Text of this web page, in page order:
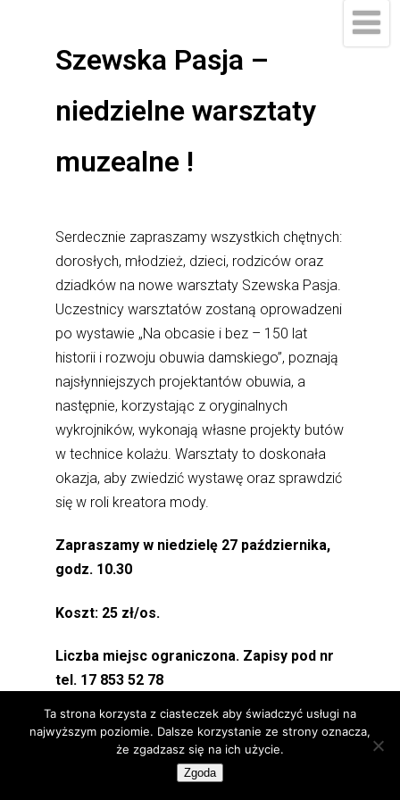
Szewska Pasja –
niedzielne warsztaty
muzealne !
Serdecznie zapraszamy wszystkich chętnych:
dorosłych, młodzież, dzieci, rodziców oraz
dziadków na nowe warsztaty Szewska Pasja.
Uczestnicy warsztatów zostaną oprowadzeni
po wystawie „Na obcasie i bez – 150 lat
historii i rozwoju obuwia damskiego”, poznają
najsłynniejszych projektantów obuwia, a
następnie, korzystając z oryginalnych
wykrojników, wykonają własne projekty butów
w technice kolażu. Warsztaty to doskonała
okazja, aby zwiedzić wystawę oraz sprawdzić
się w roli kreatora mody.
Zapraszamy w niedzielę 27 października,
godz. 10.30
Koszt: 25 zł/os.
Liczba miejsc ograniczona. Zapisy pod nr
tel. 17 853 52 78
Prowadząca: Dominika Wiewiórska
Ta strona korzysta z ciasteczek aby świadczyć usługi na
najwyższym poziomie. Dalsze korzystanie ze strony oznacza,
że zgadzasz się na ich użycie.
Zgoda